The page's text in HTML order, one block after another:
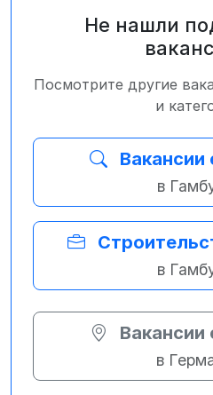
Не нашли
Посмотрите другие
и
Вакансии
в
в
Вакансии
в